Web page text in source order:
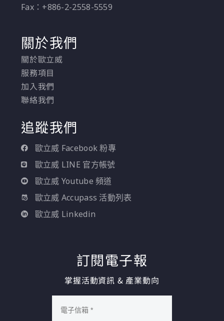
Fax：+886-2-2558-5559
關於我們
關於歐立威
服務項目
加入我們
聯絡我們
追蹤我們
歐立威 Facebook 粉專
歐立威 LINE 官方帳號
歐立威 Youtube 頻道
歐立威 Accupass 活動列表
歐立威 Linkedin
訂閱電子報
掌握活動資訊 & 產業動向